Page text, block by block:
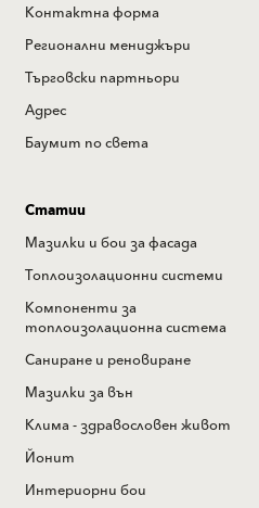
Контактна форма
Регионални мениджъри
Търговски партньори
Адрес
Баумит по света
Статии
Мазилки и бои за фасада
Топлоизолационни системи
Компоненти за
топлоизолационна система
Саниране и реновиране
Мазилки за вън
Клима - здравословен живот
Йонит
Интериорни бои